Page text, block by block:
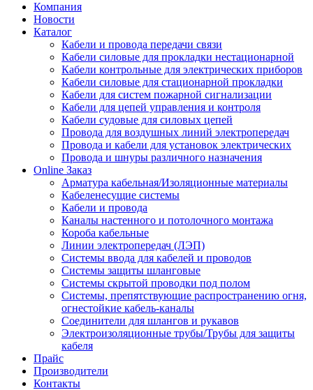
Компания
Новости
Каталог
Кабели и провода передачи связи
Кабели силовые для прокладки нестационарной
Кабели контрольные для электрических приборов
Кабели силовые для стационарной прокладки
Кабели для систем пожарной сигнализации
Кабели для цепей управления и контроля
Кабели судовые для силовых цепей
Провода для воздушных линий электропередач
Провода и кабели для установок электрических
Провода и шнуры различного назначения
Online Заказ
Арматура кабельная/Изоляционные материалы
Кабеленесущие системы
Кабели и провода
Каналы настенного и потолочного монтажа
Короба кабельные
Линии электропередач (ЛЭП)
Системы ввода для кабелей и проводов
Системы защиты шланговые
Системы скрытой проводки под полом
Системы, препятствующие распространению огня,
огнестойкие кабель-каналы
Соединители для шлангов и рукавов
Электроизоляционные трубы/Трубы для защиты
кабеля
Прайс
Производители
Контакты